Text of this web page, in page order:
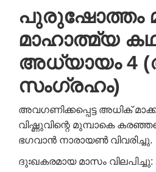
പുരുഷോത്തം
മാഹാത്മ്യ
അധ്യായം 4
സംഗ്രഹം)
അവഗണിക്കപ്പെട്ട അധിക്
വിഷ്ണുവിന്റെ മുമ്പാകെ
ഭഗവാൻ നാരായൺ വിവരിച്ചു.
ദുഃഖകരമായ മാസം വിലപിച്ചു: